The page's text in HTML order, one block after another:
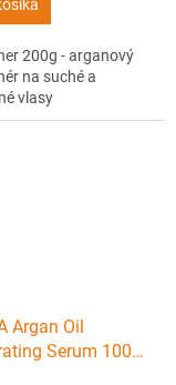
200g - arganový
na suché a
vlasy
Argan Oil
Serum 100ml